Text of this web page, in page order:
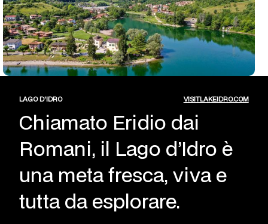
LAGO D'IDRO VISITLAKEIDRO.COM
Chiamato Eridio dai
Romani, il Lago d’Idro è
una meta fresca, viva e
tutta da esplorare.